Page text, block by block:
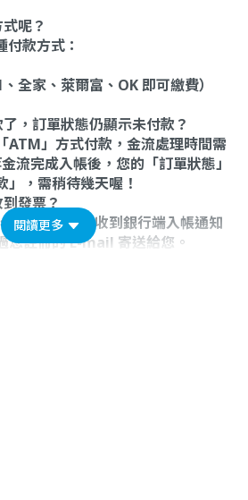
呢？
款方式：
全家、萊爾富、OK 即可繳費）
，訂單狀態仍顯示未付款？
ATM」方式付款，金流處理時間需
流完成入帳後，您的「訂單狀態」
，需稍待幾天喔！
發票？
電子發票會在收到銀行端入帳通知
您註冊的 E-mail 寄送給您。
閱讀更多